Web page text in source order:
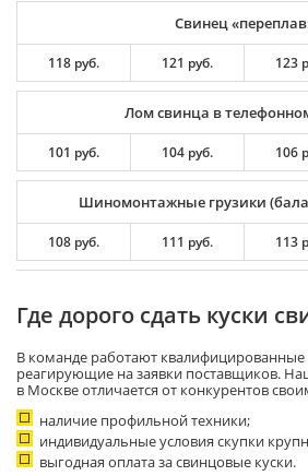
Свинец
118 руб. 121 руб. 123
Лом свинца в
101 руб. 104 руб. 106
Шиномонтажные грузики
108 руб. 111 руб. 113
Где дорого сдать куски
В команде работают квалифицированные
реагирующие на заявки поставщиков.
в Москве отличается от конкурентов
наличие профильной техники;
индивидуальные условия скупки
выгодная оплата за свинцовые куски.